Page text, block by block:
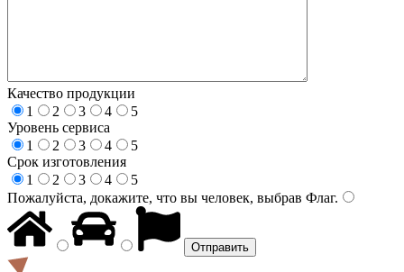
Качество продукции
1
2 3 4
5
Уровень сервиса
1
2 3 4
5
Срок изготовления
1
2 3 4
5
Пожалуйста, докажите, что вы человек, выбрав Флаг.